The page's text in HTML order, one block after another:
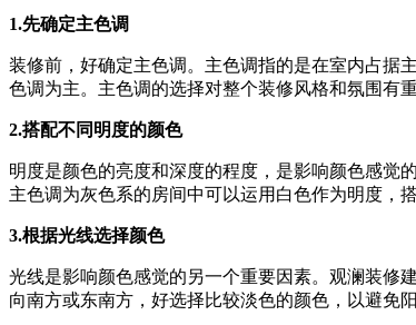
1.先确定主色调
装修前，好确定主色调。主色调指的是在室内占据
色调为主。主色调的选择对整个装修风格和氛围有重
2.搭配不同明度的颜色
明度是颜色的亮度和深度的程度，是影响颜色感觉
主色调为灰色系的房间中可以运用白色作为明度，
3.根据光线选择颜色
光线是影响颜色感觉的另一个重要因素。观澜装修
向南方或东南方，好选择比较淡色的颜色，以避免